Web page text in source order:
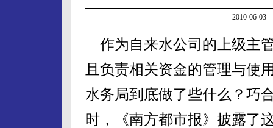
2010-06-03
作为自来水公司的上级主
且负责相关资金的管理与使
水务局到底做了些什么？巧
时，《南方都市报》披露了